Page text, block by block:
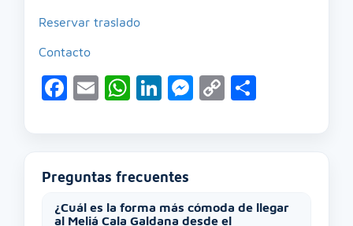
Reservar traslado
Contacto
Facebook
EmailWhatsApp
LinkedIn
Messenger
Copy
Preguntas frecuentes
¿Cuál es la forma más cómoda de llegar
al Meliá Cala Galdana desde el